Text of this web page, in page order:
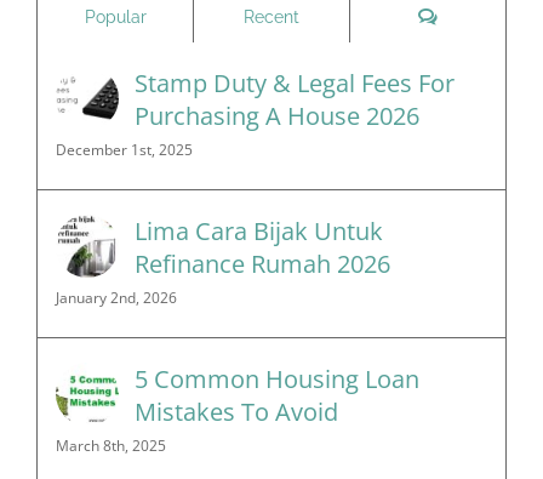
Popular Recent Comments
Stamp Duty & Legal Fees For
Purchasing A House 2026
December 1st, 2025
Lima Cara Bijak Untuk
Refinance Rumah 2026
January 2nd, 2026
5 Common Housing Loan
Mistakes To Avoid
March 8th, 2025